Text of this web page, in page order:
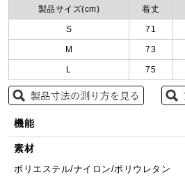
製品サイズ(cm) 着丈
S 71
M 73
L 75
機能
素材
ポリエステル/ナイロン/ポリウレタン